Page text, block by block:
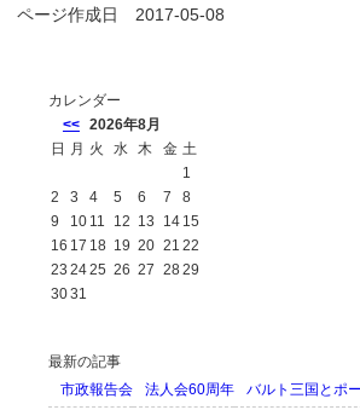
ページ作成日 2017-05-08
カレンダー
<<
2026年8月
日
月 火 水 木 金 土
1
2
3 4 5 6 7
8
9
10 11 12 13 14 15
16 17 18 19 20 21 22
23 2425 26 27 2829
3031
最新の記事
市政報告会
法人会60周年 バルト三国とポ